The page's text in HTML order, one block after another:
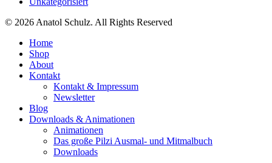
© 2026 Anatol Schulz. All Rights Reserved
Home
Shop
About
Kontakt
Kontakt & Impressum
Newsletter
Blog
Downloads & Animationen
Animationen
Das große Pilzi Ausmal- und Mitmalbuch
Downloads